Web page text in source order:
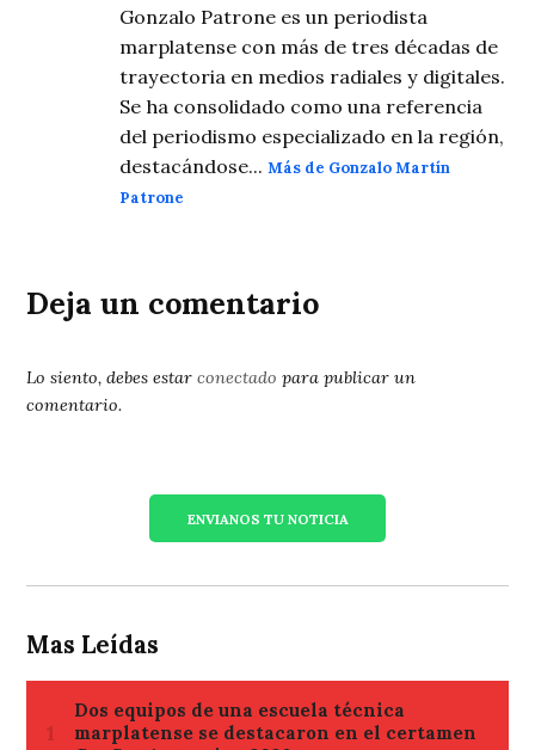
Gonzalo Patrone es un periodista
marplatense con más de tres décadas de
trayectoria en medios radiales y digitales.
Se ha consolidado como una referencia
del periodismo especializado en la región,
destacándose...Más de Gonzalo Martín
Patrone
Deja un comentario
Lo siento, debes estarconectado para publicar un
comentario.
ENVIANOS TU NOTICIA
Mas Leídas